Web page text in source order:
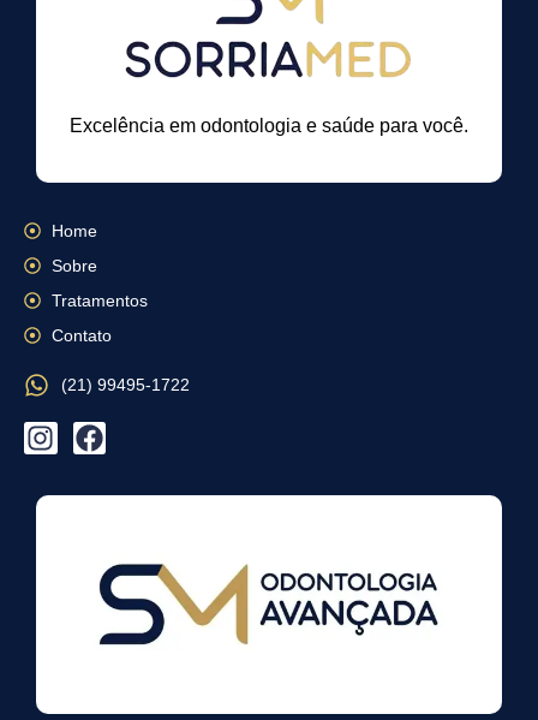
Excelência em odontologia e saúde para você.
Home
Sobre
Tratamentos
Contato
(21) 99495-1722